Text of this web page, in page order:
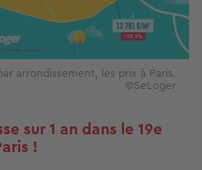
arrondissement, les prix à Paris.
©SeLoger
sur 1 an dans le 19e
!